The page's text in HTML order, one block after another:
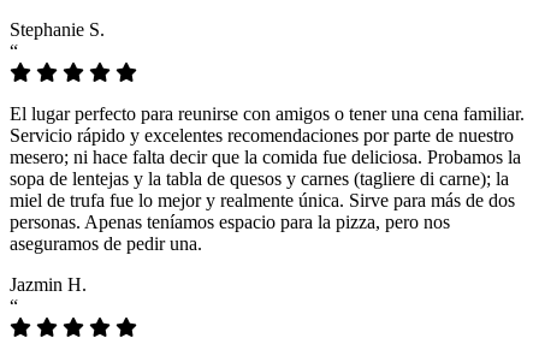
Stephanie S.
“
El lugar perfecto para reunirse con amigos o tener una cena familiar.
Servicio rápido y excelentes recomendaciones por parte de nuestro
mesero; ni hace falta decir que la comida fue deliciosa. Probamos la
sopa de lentejas y la tabla de quesos y carnes (tagliere di carne); la
miel de trufa fue lo mejor y realmente única. Sirve para más de dos
personas. Apenas teníamos espacio para la pizza, pero nos
aseguramos de pedir una.
Jazmin H.
“